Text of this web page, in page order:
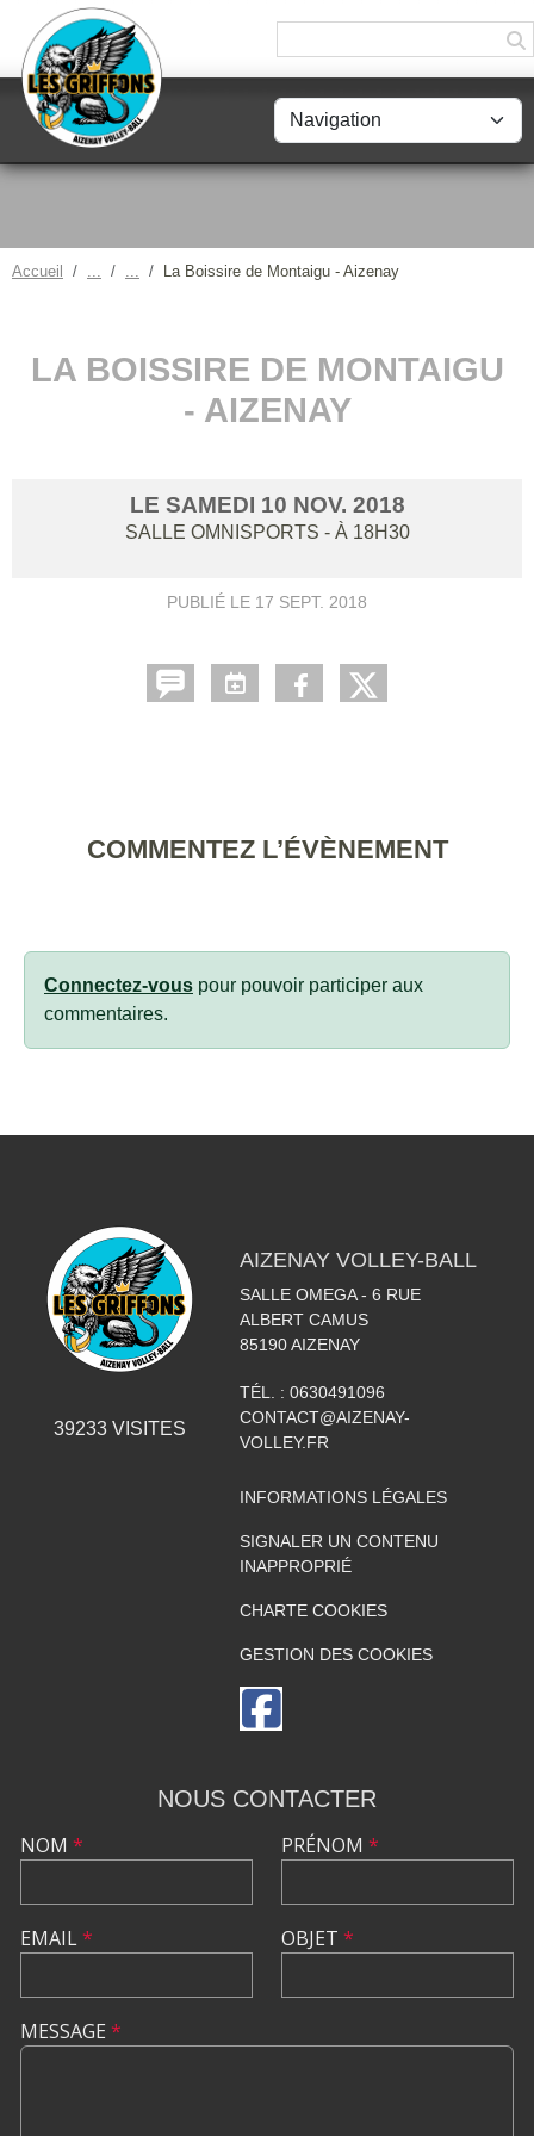
Accueil La Boissire de Montaigu - Aizenay
LA BOISSIRE DE MONTAIGU
- AIZENAY
LE SAMEDI 10 NOV. 2018
SALLE OMNISPORTS - À 18H30
PUBLIÉ LE 17 SEPT. 2018
COMMENTEZ L’ÉVÈNEMENT
Connectez-vous pour pouvoir participer aux
commentaires.
39233VISITES
AIZENAY VOLLEY-BALL
SALLE OMEGA - 6 RUE
ALBERT CAMUS
85190 AIZENAY
TÉL. : 0630491096
CONTACT@AIZENAY-
VOLLEY.FR
INFORMATIONS LÉGALES
SIGNALER UN CONTENU
INAPPROPRIÉ
CHARTE COOKIES
GESTION DES COOKIES
NOUS CONTACTER
NOM *
EMAIL*
PRÉNOM *
OBJET *
MESSAGE *
Panneau de gestion des cookies